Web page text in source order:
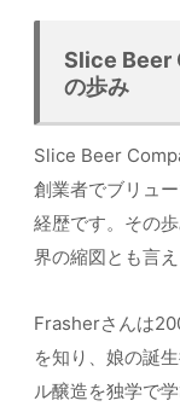
Slice Beer
の歩み
Slice Beer
創業者でブリュ
経歴です。その
界の縮図とも言え
Frasherさんは
を知り、娘の誕
ル醸造を独学で